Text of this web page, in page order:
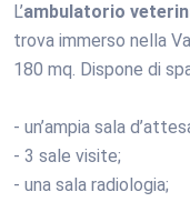
L’ambulatorio
trova immerso nella
180 mq. Dispone di
- un’ampia sala
- 3 sale visite;
- una sala radiologia;